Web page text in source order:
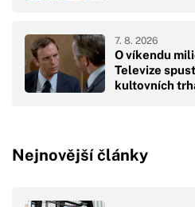
O víkendu
Televize
kultovních
7. 8. 2026
Nejnovější články